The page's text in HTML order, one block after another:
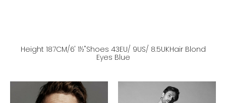
Height 187CM/6' 1½''Shoes 43EU/ 9US/ 8.5UKHair Blond
Eyes Blue